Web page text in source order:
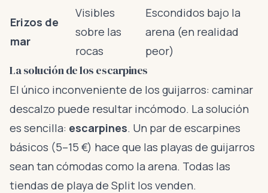
Erizos de
mar
Visibles
sobre las
rocas
Escondidos bajo la
arena (en realidad
peor)
La solución de los escarpines
El único inconveniente de los guijarros: caminar
descalzo puede resultar incómodo. La solución
es sencilla: escarpines. Un par de escarpines
básicos (5–15 €) hace que las playas de guijarros
sean tan cómodas como la arena. Todas las
tiendas de playa de Split los venden.